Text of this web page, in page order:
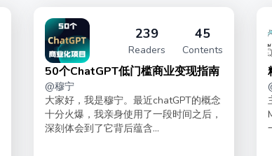
239
Readers
45
Contents
50个ChatGPT低门槛商业变现指南
@穆宁
大家好，我是穆宁。最近chatGPT的概念
十分火爆，我亲身使用了一段时间之后，
深刻体会到了它背后蕴含...